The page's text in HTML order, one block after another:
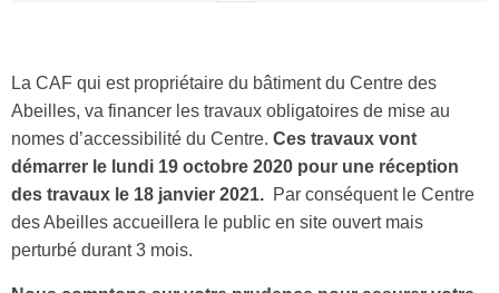
La CAF qui est propriétaire du bâtiment du Centre des
Abeilles, va financer les travaux obligatoires de mise au
nomes d’accessibilité du Centre. Ces travaux vont
démarrer le lundi 19 octobre 2020 pour une réception
des travaux le 18 janvier 2021. Par conséquent le Centre
des Abeilles accueillera le public en site ouvert mais
perturbé durant 3 mois.